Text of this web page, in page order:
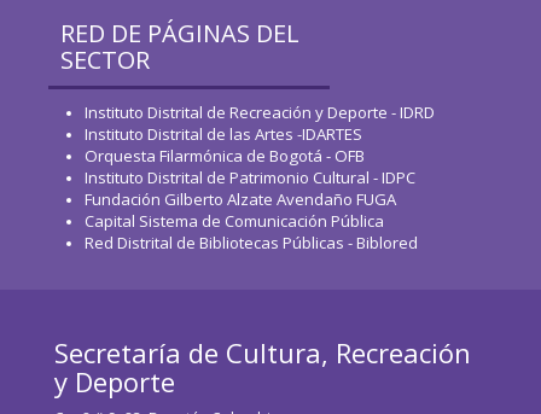
RED DE PÁGINAS DEL
SECTOR
Instituto Distrital de Recreación y Deporte - IDRD
Instituto Distrital de las Artes -IDARTES
Orquesta Filarmónica de Bogotá - OFB
Instituto Distrital de Patrimonio Cultural - IDPC
Fundación Gilberto Alzate Avendaño FUGA
Capital Sistema de Comunicación Pública
Red Distrital de Bibliotecas Públicas - Biblored
Secretaría de Cultura, Recreación
y Deporte